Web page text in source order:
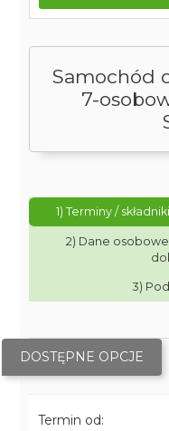
Samochód
7-
1) Terminy /
2) Dane
3)
DOSTĘPNE OPCJE
Termin od: